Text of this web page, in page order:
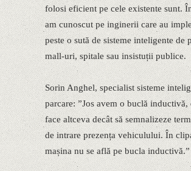
folosi eficient pe cele existente sunt.
am cunoscut pe inginerii care au
peste o sută de sisteme inteligente de
mall-uri, spitale sau insistuții publice.
Sorin Anghel, specialist sisteme
parcare: ”Jos avem o buclă inductivă,
face altceva decât să semnalizeze
de intrare prezența vehiculului. În
mașina nu se află pe bucla inductivă.”